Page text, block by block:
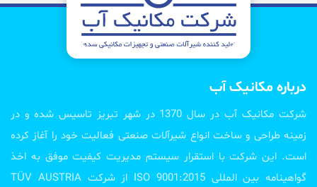
درباره مکانیک آب
شرکت مکانیک آب در سال 1370 در شهر تبریز تاسیس شده و در
زمینه طراحی و ساخت انواع شیرآلات صنعتی فعالیت خود را آغاز کرده
است. این شرکت با استقرار سیستم مدیریت کیفیت موفق به اخذ
گواهینامه بین المللی ISO 9001:2015 از شرکت TÜV AUSTRIA